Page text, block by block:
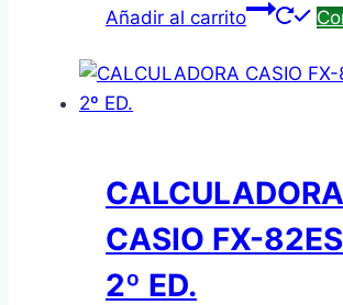
Añadir al carrito
CALCULADORA
CASIO FX-
2º ED.